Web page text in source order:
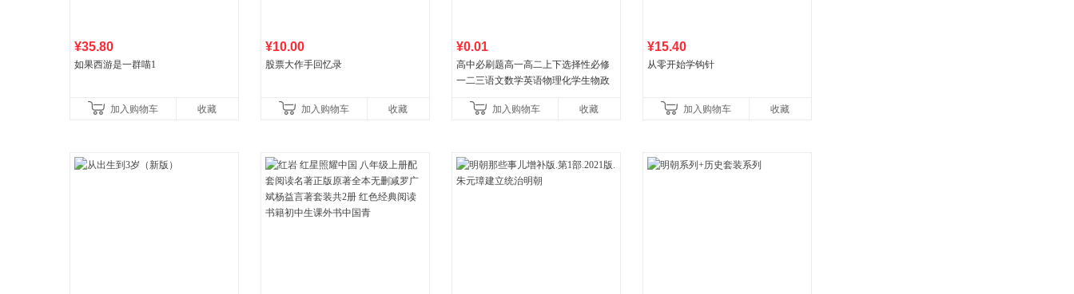
¥35.80
如果西游是一群喵1
加入购物车 收藏
¥10.00
股票大作手回忆录
加入购物车 收藏
¥0.01
高中必刷题高一高二上下选择性必修
一二三语文数学英语物理化学生物政
教辅资料加入购物车 收藏
¥15.40
从零开始学钩针
加入购物车 收藏